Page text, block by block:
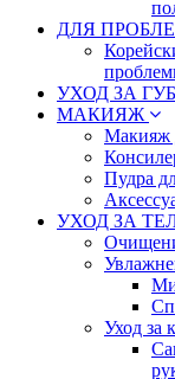
ДЛЯ
УХОД ЗА
МАКИЯЖ
Макияж
Пудра
УХОД ЗА
Уход за